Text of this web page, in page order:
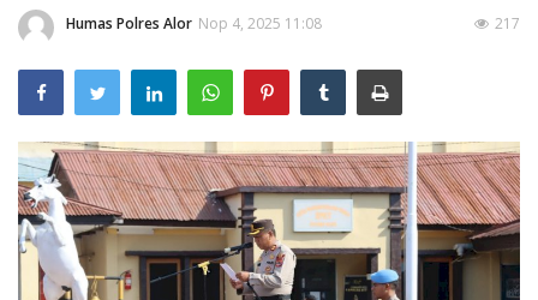
Binkam
Lantas
Giat Ops
Mitra Polisi
Polisi Kita
Humas Polres Alor Nop 4, 2025 11:08 217